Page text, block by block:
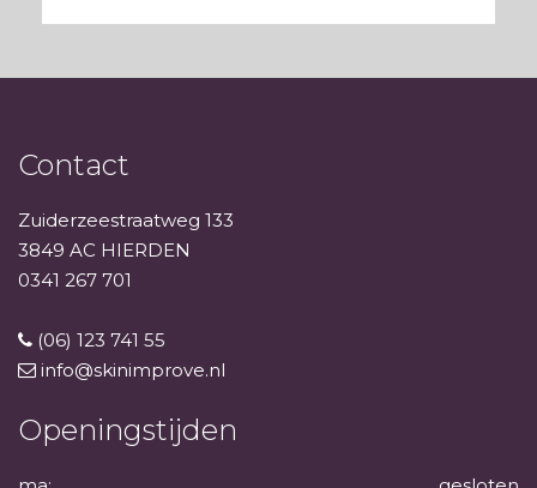
Contact
Zuiderzeestraatweg 133
3849 AC HIERDEN
0341 267 701
(06) 123 741 55
info@skinimprove.nl
Openingstijden